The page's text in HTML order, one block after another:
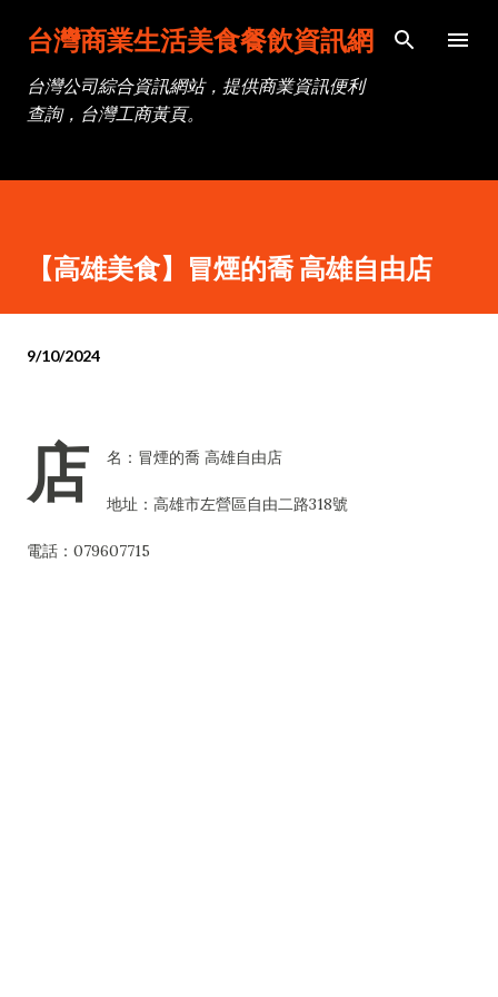
跳到主要內容
台灣商業生活美食餐飲資訊網
台灣公司綜合資訊網站，提供商業資訊便利
查詢，台灣工商黃頁。
【高雄美食】冒煙的喬 高雄自由店
9/10/2024
店 名：冒煙的喬 高雄自由店
地址：高雄市左營區自由二路318號
電話：079607715